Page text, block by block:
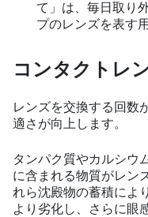
て」は、毎日取り
プのレンズを表す
コンタクトレ
レンズを交換する回数
適さが向上します。
タンパク質やカルシウ
に含まれる物質がレン
れら沈殿物の蓄積によ
より劣化し、さらに眼